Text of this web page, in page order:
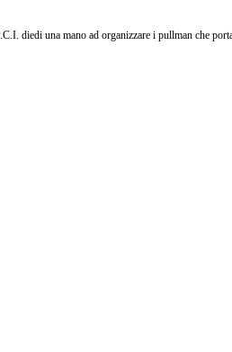
diedi una mano ad organizzare i pullman che